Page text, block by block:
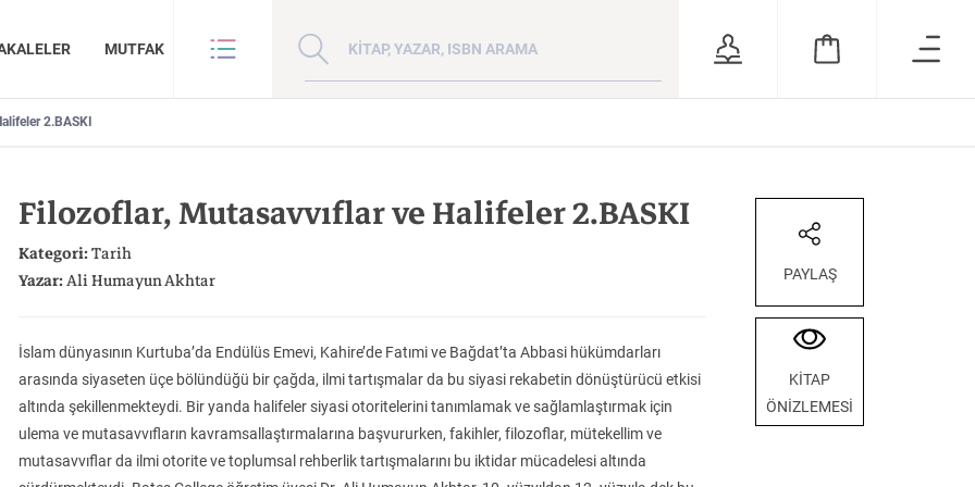
MUTFAK
Sanat
İnsan ve Toplum Çocuk Kitaplığı
Zaman: Antik Teoriler ve Takipçileri
Doğu Hilafeti’nin
Toprakları İslam Fethinden Timur’a Mezopotamya, Iran Ve Türkistan
Çin: Tarih, Kültür ve
Medeniyet
KATEGORİ:
Kuzey Kafkasya
Halkları
KATEGORİ:
Milletim Bahtiyar
Bütün Şiirleri
BİZE ULAŞIN
2.BASKI
Filozoflar, Mutasavvıflar ve Halifeler 2.BASKI
Kategori:Tarih
Yazar:Ali Humayun Akhtar
İslam dünyasının Kurtuba’da Endülüs Emevi, Kahire’de Fatımi ve Bağdat’ta Abbasi hükümdarları
arasında siyaseten üçe bölündüğü bir çağda, ilmi tartışmalar da bu siyasi rekabetin dönüştürücü etkisi
altında şekillenmekteydi. Bir yanda halifeler siyasi otoritelerini tanımlamak ve sağlamlaştırmak için
ulema ve mutasavvıfların kavramsallaştırmalarına başvururken, fakihler, filozoflar, mütekellim ve
mutasavvıflar da ilmi otorite ve toplumsal rehberlik tartışmalarını bu iktidar mücadelesi altında
PAYLAŞ
KİTAP
ÖNİZLEMESİ